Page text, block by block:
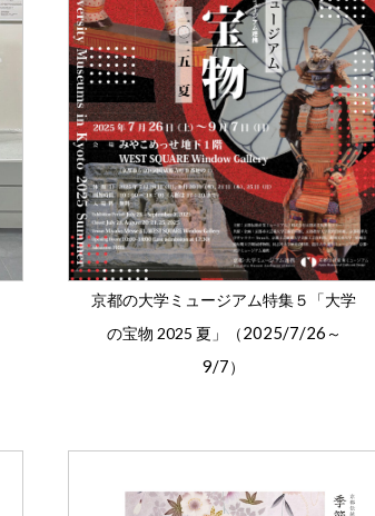
京都の大学ミュージアム特集５「大学
の宝物 2025 夏」（2025/7/26 ～
9/7）